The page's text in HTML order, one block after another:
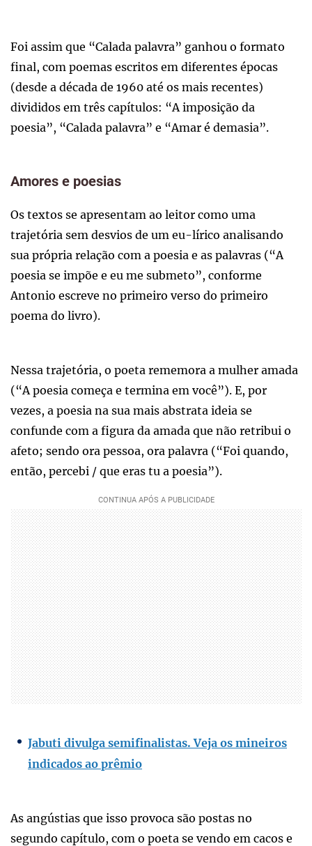
Foi assim que “Calada palavra” ganhou o formato
final, com poemas escritos em diferentes épocas
(desde a década de 1960 até os mais recentes)
divididos em três capítulos: “A imposição da
poesia”, “Calada palavra” e “Amar é demasia”.
Amores e poesias
Os textos se apresentam ao leitor como uma
trajetória sem desvios de um eu-lírico analisando
sua própria relação com a poesia e as palavras (“A
poesia se impõe e eu me submeto”, conforme
Antonio escreve no primeiro verso do primeiro
poema do livro).
Nessa trajetória, o poeta rememora a mulher amada
(“A poesia começa e termina em você”). E, por
vezes, a poesia na sua mais abstrata ideia se
confunde com a figura da amada que não retribui o
afeto; sendo ora pessoa, ora palavra (“Foi quando,
então, percebi / que eras tu a poesia”).
Jabuti divulga semifinalistas. Veja os mineiros
indicados ao prêmio
As angústias que isso provoca são postas no
segundo capítulo, com o poeta se vendo em cacos e